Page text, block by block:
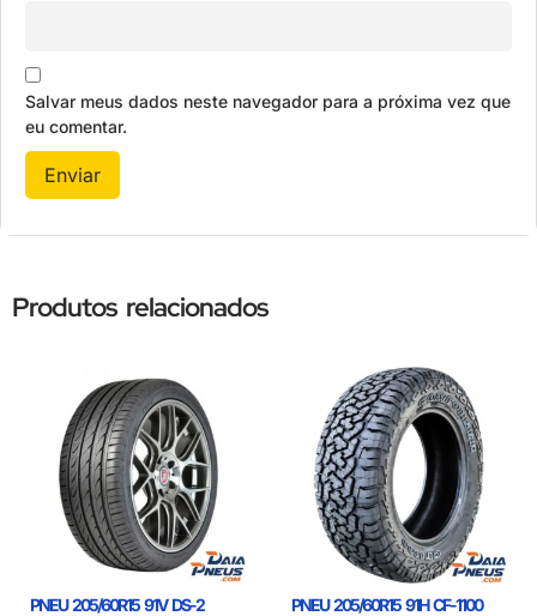
Salvar meus dados neste navegador para a próxima vez que
eu comentar.
Produtos relacionados
PNEU 205/60R15 91V DS-2
PNEU 205/60R15 91H CF-1100